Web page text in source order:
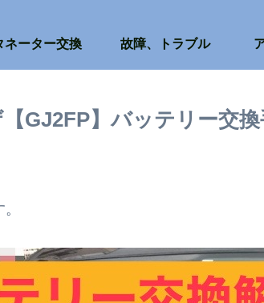
ネーター交換 故障、トラブル
GJ2FP】バッテリー交